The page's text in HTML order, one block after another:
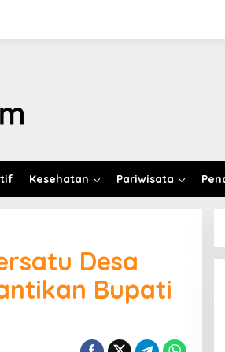
Kesehatan Pariwisata
Desa
Bupati
Dipertanyakan, Banggar Minta
Anggaran Dinas Pariwisata
Konawe Dirasionalisasi
Di Daerah, Ekobis, Metro, Politik